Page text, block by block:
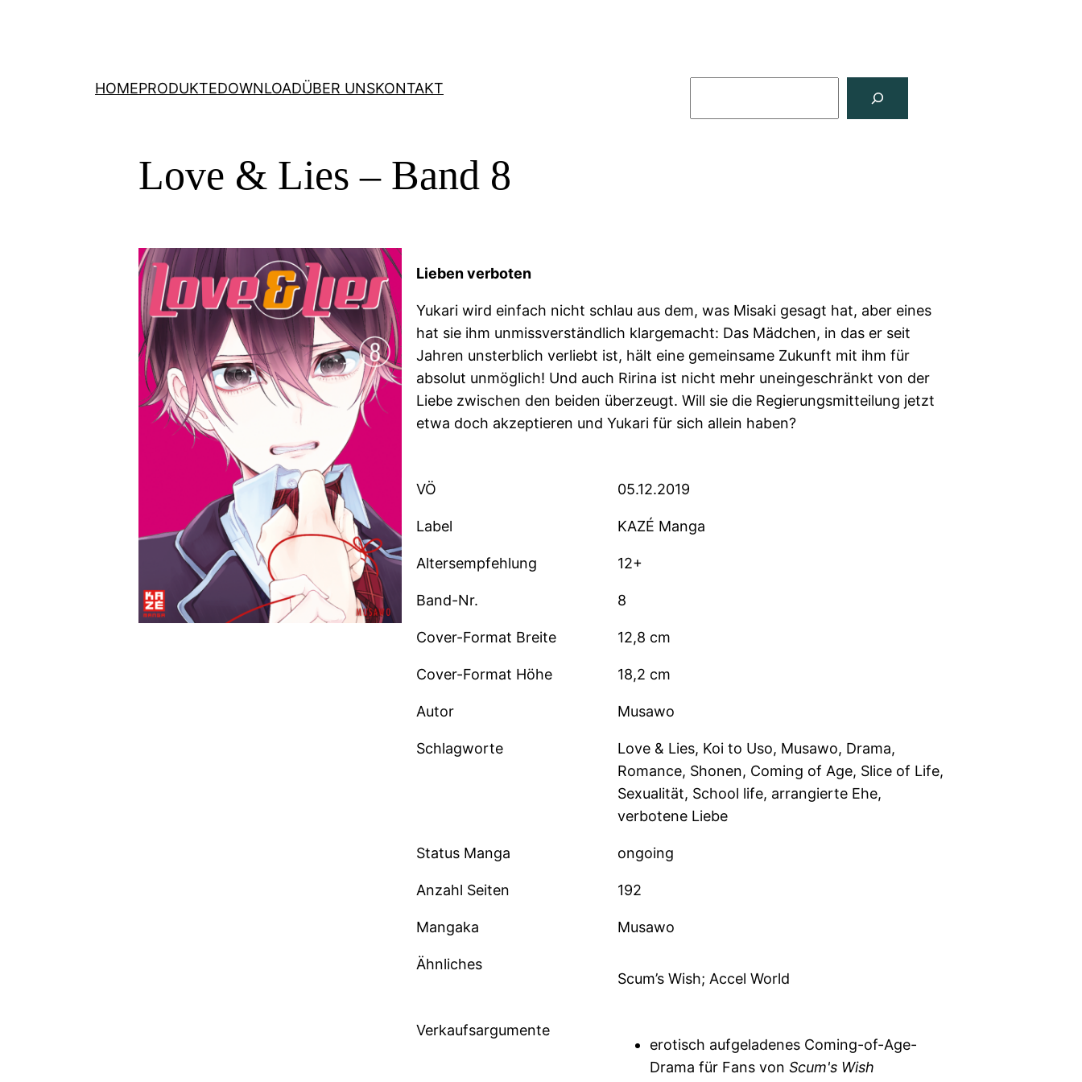
HOMEPRODUKTEDOWNLOADÜBER UNSKONTAKT
Love & Lies – Band 8
Lieben verboten
Yukari wird einfach nicht schlau aus dem, was Misaki gesagt hat, aber eines
hat sie ihm unmissverständlich klargemacht: Das Mädchen, in das er seit
Jahren unsterblich verliebt ist, hält eine gemeinsame Zukunft mit ihm für
absolut unmöglich! Und auch Ririna ist nicht mehr uneingeschränkt von der
Liebe zwischen den beiden überzeugt. Will sie die Regierungsmitteilung jetzt
etwa doch akzeptieren und Yukari für sich allein haben?
VÖ 05.12.2019
Label KAZÉ Manga
Altersempfehlung 12+
Band-Nr. 8
Cover-Format Breite 12,8 cm
Cover-Format Höhe 18,2 cm
Autor Musawo
Schlagworte
Love & Lies, Koi to Uso, Musawo, Drama,
Romance, Shonen, Coming of Age, Slice of Life,
Sexualität, School life, arrangierte Ehe,
verbotene Liebe
Status Manga ongoing
Anzahl Seiten 192
Mangaka Musawo
Ähnliches
Scum’s Wish; Accel World
Verkaufsargumente
erotisch aufgeladenes Coming-of-Age-
Drama für Fans von Scum's Wish